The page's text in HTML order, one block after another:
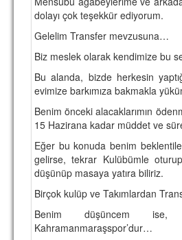
PERSONEL
TARİHÇE
TARİHİ BAŞARILAR
BASINDAN
KUPA MAÇLARI
ESKi BAŞKANLAR
HAKKIMIZDA
dolayı çok teşekkür ediyorum.
Gelelim Transfer mevzusuna…
Biz meslek olarak kendimize bu
Bu alanda, bizde herkesin
evimize barkımıza bakmakla
Benim önceki alacaklarımın
15 Hazirana kadar müddet ve
Eğer bu konuda benim
gelirse, tekrar Kulübümle
düşünüp masaya yatıra biliriz.
Birçok kulüp ve Takımlardan
Benim düşüncem ise,
Kahramanmaraşspor’dur…